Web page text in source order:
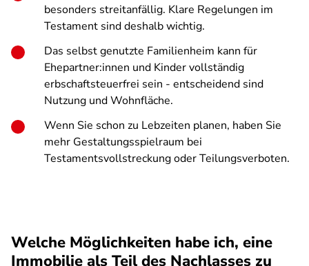
besonders streitanfällig. Klare Regelungen im
Testament sind deshalb wichtig.
Das selbst genutzte Familienheim kann für
Ehepartner:innen und Kinder vollständig
erbschaftsteuerfrei sein - entscheidend sind
Nutzung und Wohnfläche.
Wenn Sie schon zu Lebzeiten planen, haben Sie
mehr Gestaltungsspielraum bei
Testamentsvollstreckung oder Teilungsverboten.
Welche Möglichkeiten habe ich, eine
Immobilie als Teil des Nachlasses zu